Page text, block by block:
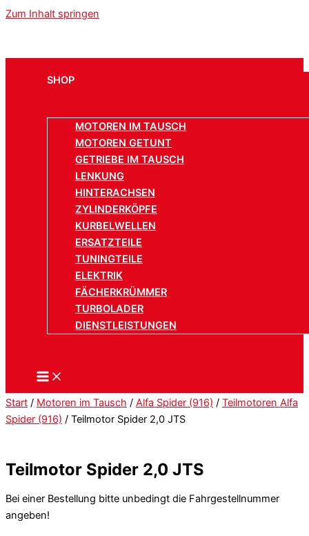
Zum Inhalt springen
SHOP
MOTOREN IM TAUSCH
MOTOREN GETUNT
GETRIEBE IM TAUSCH
LENKUNG
HINTERACHSEN
ZYLINDERKÖPFE
KURBELWELLEN
ERSATZTEILE
TUNINGTEILE
ELEKTRIK
FÄCHERKRÜMMER
TURBOLADER
DIENSTLEISTUNGEN
Start / Motoren im Tausch / Alfa Spider (916) / Teilmotoren Alfa
Spider (916) / Teilmotor Spider 2,0 JTS
Teilmotor Spider 2,0 JTS
Bei einer Bestellung bitte unbedingt die Fahrgestellnummer
angeben!